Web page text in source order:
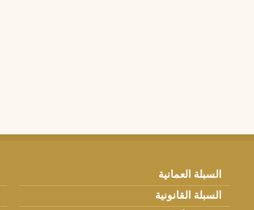
السبلة العمانية
السبلة القانونية